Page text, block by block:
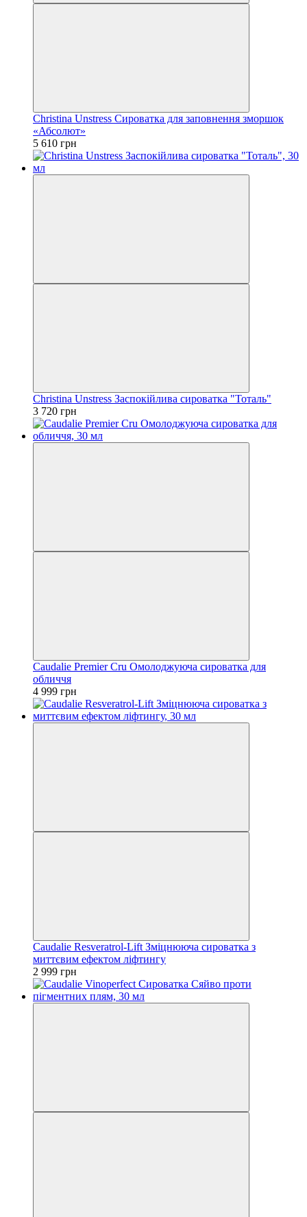
Christina Unstress Сироватка для заповнення зморшок
«Абсолют»
5 610 грн
Christina Unstress Заспокійлива сироватка "Тоталь"
3 720 грн
Caudalie Premier Cru Омолоджуюча сироватка для
обличчя
4 999 грн
Caudalie Resveratrol-Lift Зміцнююча сироватка з
миттєвим ефектом ліфтингу
2 999 грн